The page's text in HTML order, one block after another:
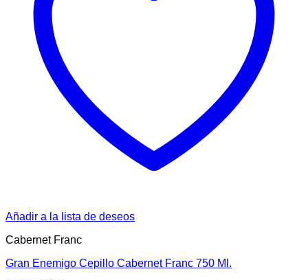
Añadir a la lista de deseos
Cabernet Franc
Gran Enemigo Cepillo Cabernet Franc 750 Ml.